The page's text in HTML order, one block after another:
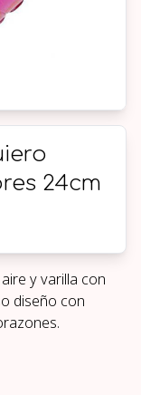
24cm
y varilla con
diseño con